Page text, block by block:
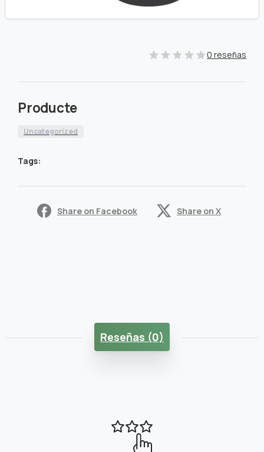
0 reseñas
Producte
Uncategorized
Tags:
Share on Facebook Share on X
Reseñas (0)